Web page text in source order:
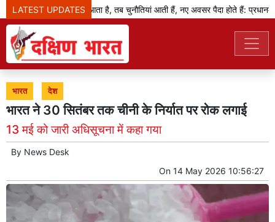
LATEST UPDATES
जब बदलाव का दौर आता है, तब चुनौतियां आती हैं, नए अवसर पैदा होते हैं: प्रधानमंत्री
भारत देश
भारत ने 30 सितंबर तक चीनी के निर्यात पर रोक लगाई
13 मई को जारी अधिसूचना में कहा गया
By News Desk
On 14 May 2026 10:56:27